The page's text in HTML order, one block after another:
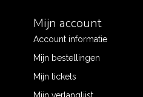
Mijn account
Account informatie
Mijn bestellingen
Mijn tickets